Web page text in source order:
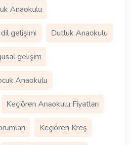
Anaokulu
dil gelişimi Dutluk Anaokulu
gelişim
Anaokulu
Keçiören Anaokulu Fiyatları
Keçiören Kreş